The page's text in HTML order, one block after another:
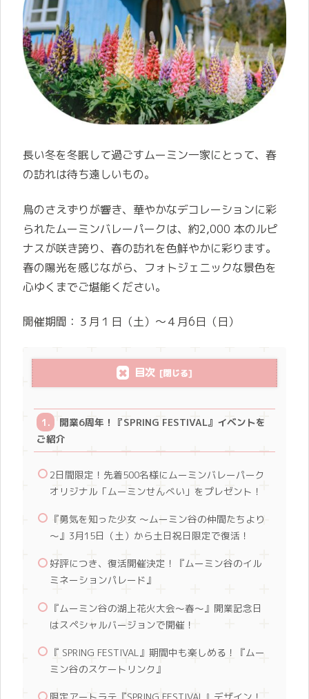
長い冬を冬眠して過ごすムーミン一家にとって、春
の訪れは待ち遠しいもの。
鳥のさえずりが響き、華やかなデコレーションに彩
られたムーミンバレーパークは、約2,000 本のルピ
ナスが咲き誇り、春の訪れを色鮮やかに彩ります。
春の陽光を感じながら、フォトジェニックな景色を
心ゆくまでご堪能ください。
開催期間：３月１日（土）～４月6日（日）
目次
開業6周年！『SPRING FESTIVAL』イベントを
ご紹介
2日間限定！先着500名様にムーミンバレーパーク
オリジナル「ムーミンせんべい」をプレゼント！
『勇気を知った少女 ～ムーミン谷の仲間たちより
～』3月15日（土）から土日祝日限定で復活！
好評につき、復活開催決定！『ムーミン谷のイル
ミネーションパレード』
『ムーミン谷の湖上花火大会～春～』開業記念日
はスペシャルバージョンで開催！
『 SPRING FESTIVAL』期間中も楽しめる！『ムー
ミン谷のスケートリンク』